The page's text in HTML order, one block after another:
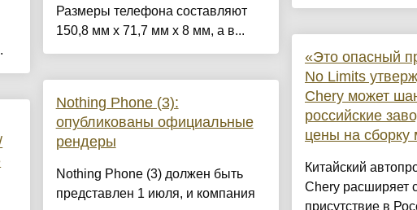
Размеры телефона составляют
150,8 мм x 71,7 мм x 8 мм, а в...
Nothing Phone (3):
опубликованы официальные
рендеры
Nothing Phone (3) должен быть
представлен 1 июля, и компания
«Это опасный
No Limits
Chery может
российские
цены на сборку
Китайский
Chery расширяет
присутствие в